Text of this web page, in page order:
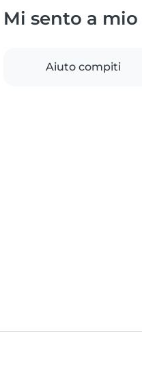
Mi sento a
Aiuto compiti